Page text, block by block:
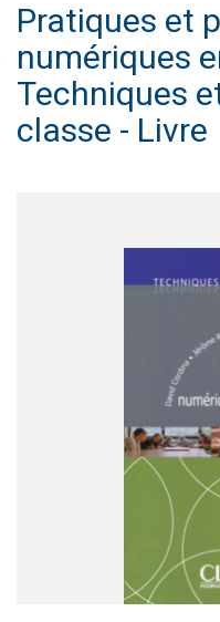
Pratiques et
numériques
Techniques
classe - Livre